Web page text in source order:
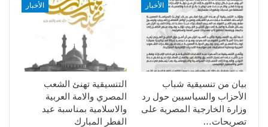
الأخبار
التنسيقية تهنئ الشعب
المصري والامة العربية
والاسلامية بمناسبة عيد
الفطر المبارك
الأخبار
بيان من تنسيقية شباب
الأحزاب والسياسيين حول رد
وزارة الخارجية المصرية على
تصريحات…